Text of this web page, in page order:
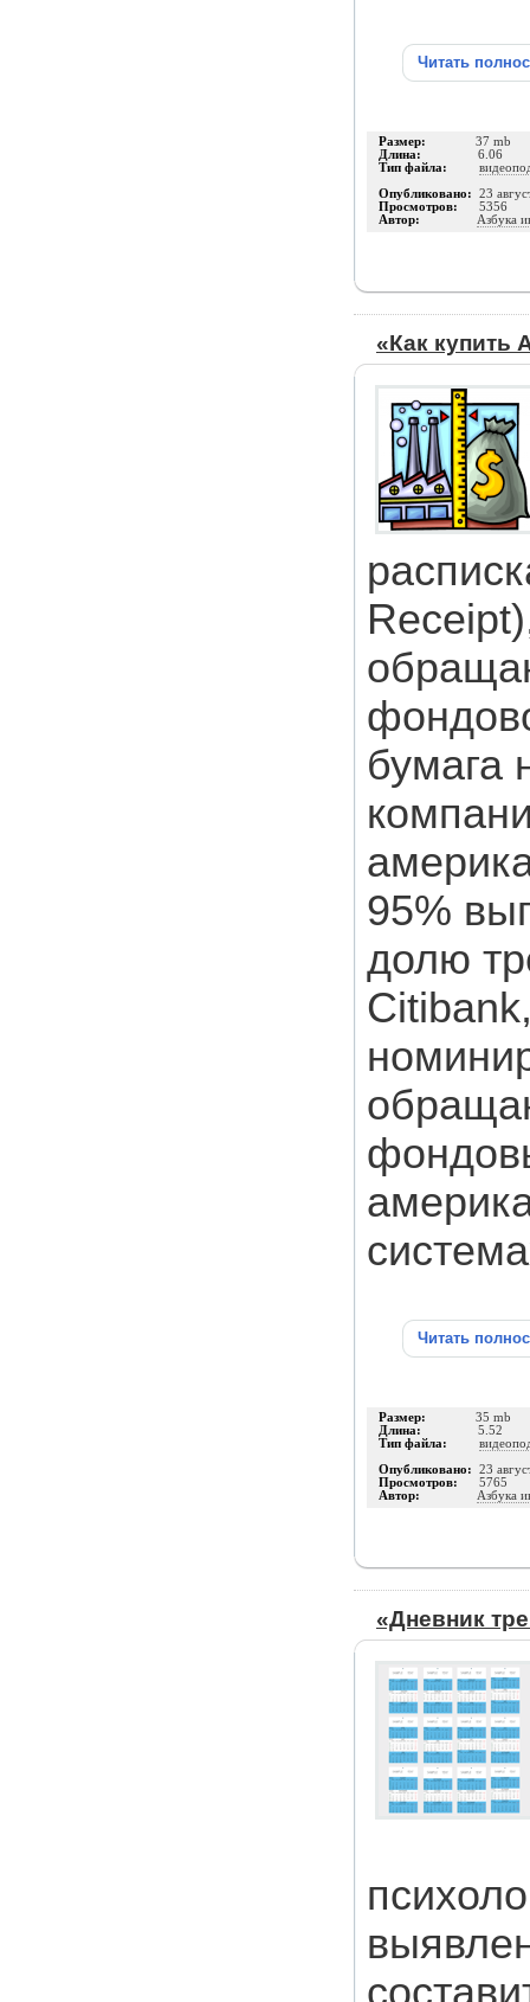
Читать
Размер: 37 mb
Длина: 6.06
Тип файла:
Опубликовано: 23
Просмотров: 5356
Автор: Азбука
«Как купить
бумага
95%
долю
Читать
Размер: 35 mb
Длина: 5.52
Тип файла:
Опубликовано: 23
Просмотров: 5765
Автор: Азбука
«Дневник